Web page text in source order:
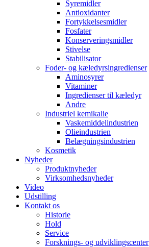
Syremidler
Antioxidanter
Fortykkelsesmidler
Fosfater
Konserveringsmidler
Stivelse
Stabilisator
Foder- og kæledyrsingredienser
Aminosyrer
Vitaminer
Ingredienser til kæledyr
Andre
Industriel kemikalie
Vaskemiddelindustrien
Olieindustrien
Belægningsindustrien
Kosmetik
Nyheder
Produktnyheder
Virksomhedsnyheder
Video
Udstilling
Kontakt os
Historie
Hold
Service
Forsknings- og udviklingscenter